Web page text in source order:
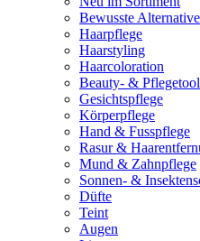
Bewusste
Haarpflege
Haarstyling
Haarcoloration
Beauty- &
Gesichtspflege
Körperpflege
Hand & Fusspflege
Rasur &
Mund & Zahnpflege
Sonnen- &
Düfte
Teint
Augen